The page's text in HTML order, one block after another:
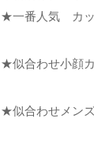
★一番人気 カッ
★似合わせ小
★似合わせメン